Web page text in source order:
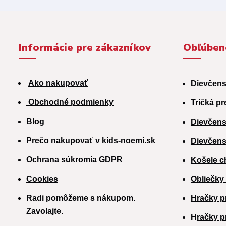
Informácie pre zákazníkov
Ako nakupovať
Obchodné podmienky
Blog
Prečo nakupovať v kids-noemi.sk
Ochrana súkromia GDPR
Cookies
Radi pomôžeme s nákupom.
Zavolajte.
Tričká
Košele
Hračky
H račky